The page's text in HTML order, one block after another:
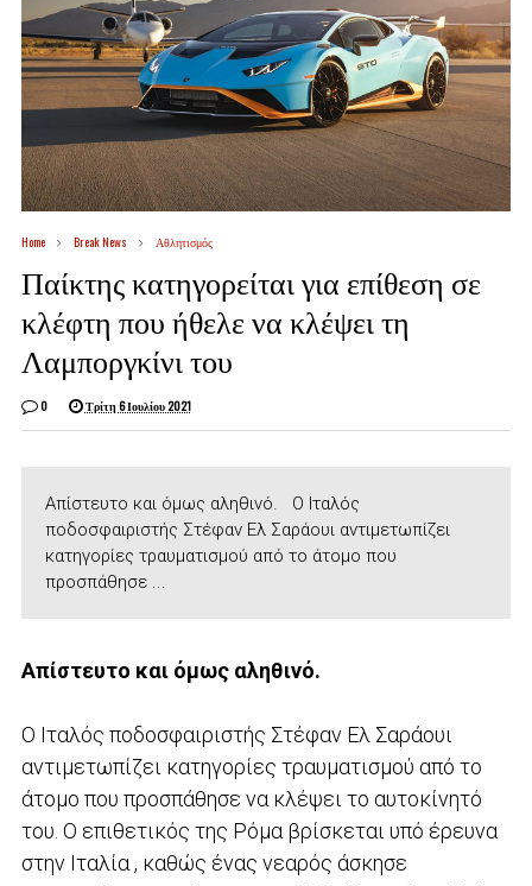
Home Break News Αθλητισμός
Παίκτης κατηγορείται για επίθεση σε
κλέφτη που ήθελε να κλέψει τη
Λαμποργκίνι του
0 Τρίτη 6 Ιουλίου 2021
Απίστευτο και όμως αληθινό. Ο Ιταλός
ποδοσφαιριστής Στέφαν Ελ Σαράουι αντιμετωπίζει
κατηγορίες τραυματισμού από το άτομο που
προσπάθησε ...
Απίστευτο και όμως αληθινό.
Ο Ιταλός ποδοσφαιριστής Στέφαν Ελ Σαράουι
αντιμετωπίζει κατηγορίες τραυματισμού από το
άτομο που προσπάθησε να κλέψει το αυτοκίνητό
του. Ο επιθετικός της Ρόμα βρίσκεται υπό έρευνα
στην Ιταλία , καθώς ένας νεαρός άσκησε